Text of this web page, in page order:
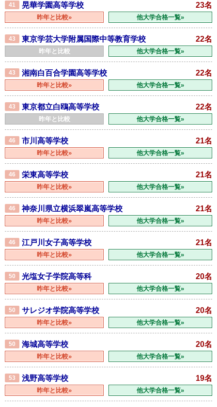
41 晃華学園高等学校 23名
昨年と比較» 他大学合格一覧»
43 東京学芸大学附属国際中等教育学校 22名
昨年と比較 他大学合格一覧»
43 湘南白百合学園高等学校 22名
昨年と比較» 他大学合格一覧»
43 東京都立白鴎高等学校 22名
昨年と比較 他大学合格一覧»
46 市川高等学校 21名
昨年と比較» 他大学合格一覧»
46 栄東高等学校 21名
昨年と比較» 他大学合格一覧»
46 神奈川県立横浜翠嵐高等学校 21名
昨年と比較» 他大学合格一覧»
46 江戸川女子高等学校 21名
昨年と比較» 他大学合格一覧»
50 光塩女子学院高等科 20名
昨年と比較» 他大学合格一覧»
50 サレジオ学院高等学校 20名
昨年と比較» 他大学合格一覧»
50 海城高等学校 20名
昨年と比較» 他大学合格一覧»
53 浅野高等学校 19名
昨年と比較» 他大学合格一覧»